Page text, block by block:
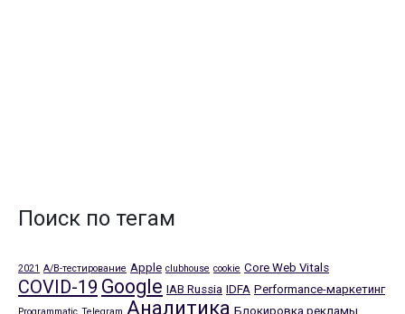
Поиск по тегам
2021 A/B-тестирование Apple clubhouse cookie Core Web Vitals
COVID-19 Google IAB Russia IDFA Performance-маркетинг
Аналитика Блокировка рекламы